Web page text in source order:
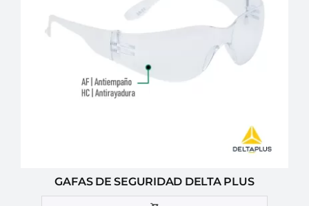
GAFAS DE SEGURIDAD DELTA PLUS